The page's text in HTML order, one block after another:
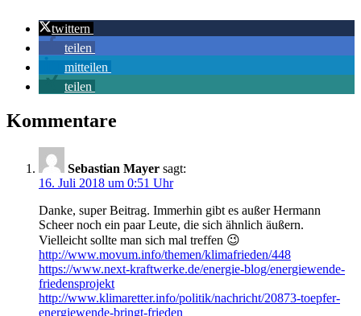
twittern
teilen
mitteilen
teilen
Kommentare
Sebastian Mayer sagt:
16. Juli 2018 um 0:51 Uhr
Danke, super Beitrag. Immerhin gibt es außer Hermann
Scheer noch ein paar Leute, die sich ähnlich äußern.
Vielleicht sollte man sich mal treffen 😉
http://www.movum.info/themen/klimafrieden/448
https://www.next-kraftwerke.de/energie-blog/energiewende-
friedensprojekt
http://www.klimaretter.info/politik/nachricht/20873-toepfer-
energiewende-bringt-frieden